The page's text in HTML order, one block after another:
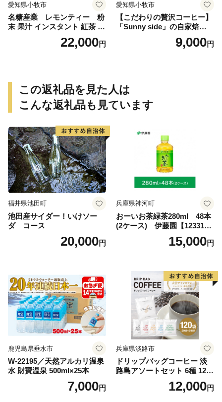
愛知県小牧市
名糖産業 レモンティー 粉
末 果汁 インスタント 紅茶 ビ
タミンC 袋 ロングセラー 粉
末飲料 粉末茶 簡単 手軽 ホッ
22,000円
愛知県小牧市
【こだわりの贅沢コーヒー】
「Sunny side」の自家焙煎珈
琲ブレンド珈琲飲み比べセッ
9,000円
この返礼品を見た人は
こんな返礼品も見ています
福井県池田町
池田産サイダー！いけソー
ダ コース
20,000円
兵庫県神河町
おーいお茶緑茶280ml 48本
(2ケース) 伊藤園【123317
15,000円
鹿児島県垂水市
W-22195／天然アルカリ温泉
水 財寶温泉 500ml×25本
7,000円
兵庫県淡路市
ドリップバッグコーヒー 淡
路島アソートセット 6種 120
袋 飲み比べ コーヒー
12,000円